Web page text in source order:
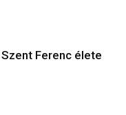
Ferenc élete